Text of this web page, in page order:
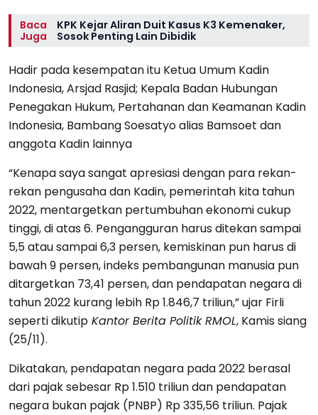
Baca
Juga
KPK Kejar Aliran Duit Kasus K3 Kemenaker,
Sosok Penting Lain Dibidik
Hadir pada kesempatan itu Ketua Umum Kadin
Indonesia, Arsjad Rasjid; Kepala Badan Hubungan
Penegakan Hukum, Pertahanan dan Keamanan Kadin
Indonesia, Bambang Soesatyo alias Bamsoet dan
anggota Kadin lainnya
“Kenapa saya sangat apresiasi dengan para rekan-
rekan pengusaha dan Kadin, pemerintah kita tahun
2022, mentargetkan pertumbuhan ekonomi cukup
tinggi, di atas 6. Pengangguran harus ditekan sampai
5,5 atau sampai 6,3 persen, kemiskinan pun harus di
bawah 9 persen, indeks pembangunan manusia pun
ditargetkan 73,41 persen, dan pendapatan negara di
tahun 2022 kurang lebih Rp 1.846,7 triliun,” ujar Firli
seperti dikutip Kantor Berita Politik RMOL, Kamis siang
(25/11).
Dikatakan, pendapatan negara pada 2022 berasal
dari pajak sebesar Rp 1.510 triliun dan pendapatan
negara bukan pajak (PNBP) Rp 335,56 triliun. Pajak